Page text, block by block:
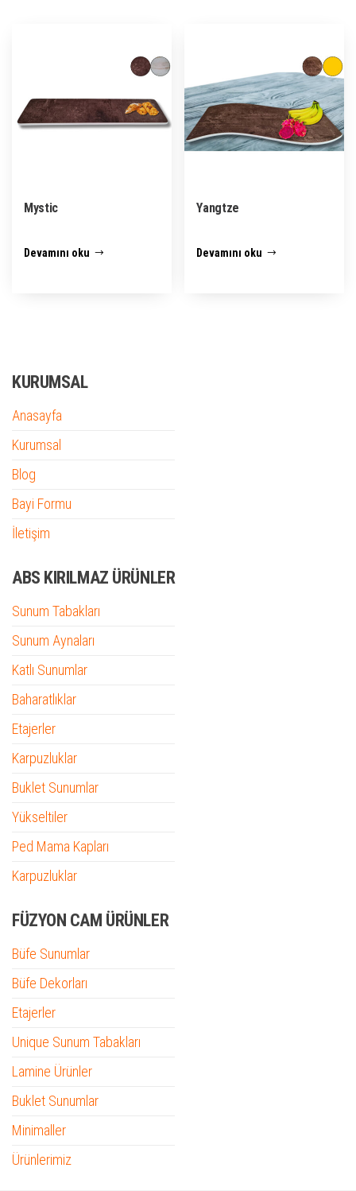
Mystic
Devamını oku
Yangtze
Devamını oku
KURUMSAL
Anasayfa
Kurumsal
Blog
Bayi Formu
İletişim
ABS KIRILMAZ ÜRÜNLER
Sunum Tabakları
Sunum Aynaları
Katlı Sunumlar
Baharatlıklar
Etajerler
Karpuzluklar
Buklet Sunumlar
Yükseltiler
Ped Mama Kapları
Karpuzluklar
FÜZYON CAM ÜRÜNLER
Büfe Sunumlar
Büfe Dekorları
Etajerler
Unique Sunum Tabakları
Lamine Ürünler
Buklet Sunumlar
Minimaller
Ürünlerimiz